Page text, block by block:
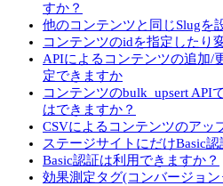
すか？
他のコンテンツと同じSlugを
コンテンツのidを指定したり
APIによるコンテンツの追加/
定できますか
コンテンツのbulk_upsert API
はできますか？
CSVによるコンテンツのアッ
ステージサイトにだけBasic
Basic認証は利用できますか？
効果測定タグ(コンバージョ